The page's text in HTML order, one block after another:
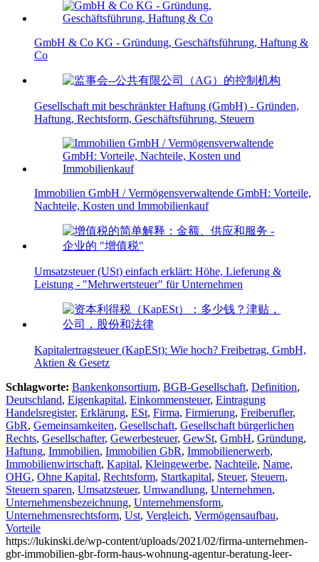
GmbH & Co KG - Gründung, Geschäftsführung, Haftung &
Co
Gesellschaft mit beschränkter Haftung (GmbH) - Gründen,
Haftung, Rechtsform, Geschäftsführung, Steuern
Immobilien GmbH / Vermögensverwaltende GmbH: Vorteile,
Nachteile, Kosten und Immobilienkauf
Umsatzsteuer (USt) einfach erklärt: Höhe, Lieferung &
Leistung - "Mehrwertsteuer" für Unternehmen
Kapitalertragsteuer (KapESt): Wie hoch? Freibetrag, GmbH,
Aktien & Gesetz
Schlagworte: Bankenkonsortium, BGB-Gesellschaft, Definition,
Deutschland, Eigenkapital, Einkommensteuer, Eintragung
Handelsregister, Erklärung, ESt, Firma, Firmierung, Freiberufler,
GbR, Gemeinsamkeiten, Gesellschaft, Gesellschaft bürgerlichen
Rechts, Gesellschafter, Gewerbesteuer, GewSt, GmbH, Gründung,
Haftung, Immobilien, Immobilien GbR, Immobilienerwerb,
Immobilienwirtschaft, Kapital, Kleingewerbe, Nachteile, Name,
OHG, Ohne Kapital, Rechtsform, Startkapital, Steuer, Steuern,
Steuern sparen, Umsatzsteuer, Umwandlung, Unternehmen,
Unternehmensbezeichnung, Unternehmensform,
Unternehmensrechtsform, Ust, Vergleich, Vermögensaufbau,
Vorteile
https://lukinski.de/wp-content/uploads/2021/02/firma-unternehmen-
gbr-immobilien-gbr-form-haus-wohnung-agentur-beratung-leer-